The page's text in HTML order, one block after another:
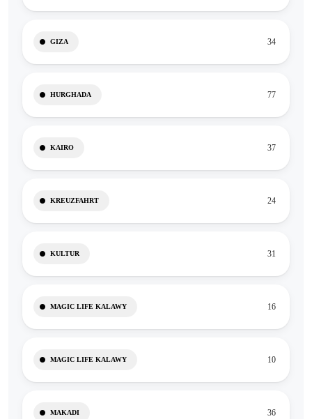
GIZA 34
HURGHADA 77
KAIRO 37
KREUZFAHRT 24
KULTUR 31
MAGIC LIFE KALAWY 16
MAGIC LIFE KALAWY 10
MAKADI 36